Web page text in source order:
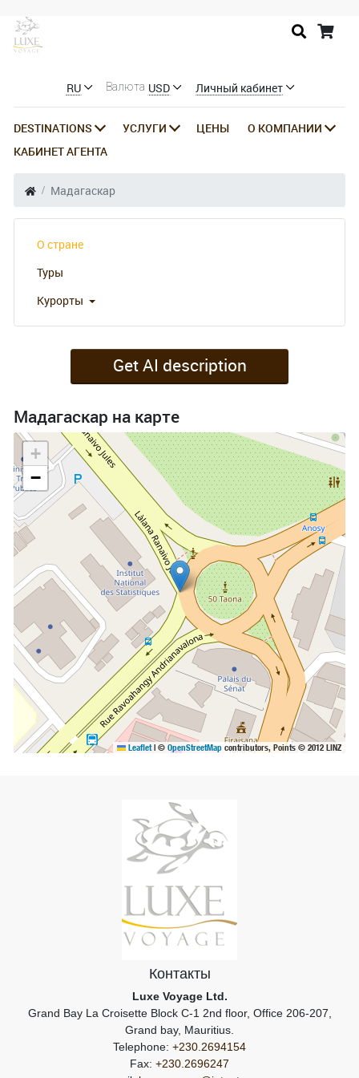
RU Валюта USD Личный кабинет
DESTINATIONS УСЛУГИ ЦЕНЫ
О КОМПАНИИ
КАБИНЕТ АГЕНТА
Мадагаскар
О стране
Туры
Курорты
Get AI description
Мадагаскар на карте
+
−
Leaflet |© OpenStreetMapcontributors, Points © 2012 LINZ
Контакты
Luxe Voyage Ltd.
Grand Bay La Croisette Block C-1 2nd floor, Office 206-207,
Grand bay, Mauritius.
Telephone: +230.2694154
Fax: +230.2696247